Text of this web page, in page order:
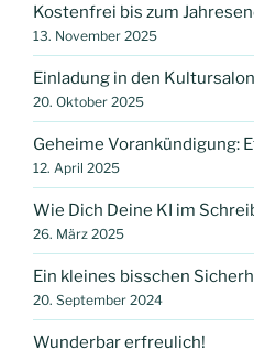
Kostenfrei bis zum
13. November 2025
Einladung in den
20. Oktober 2025
Geheime Vorankündigung:
12. April 2025
Wie Dich Deine KI im
26. März 2025
Ein kleines bisschen
20. September 2024
Wunderbar erfreulich!